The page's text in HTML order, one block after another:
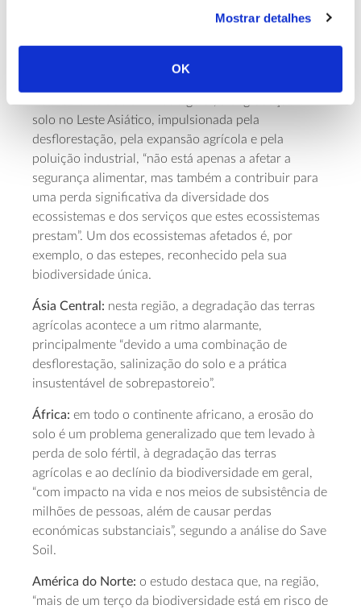
Mostrar detalhes
OK
Ocidental, por exemplo, diversos estudos mostram
salinização e a redução das populações de vegetação
solo no Leste Asiático, impulsionada pela
desflorestação, pela expansão agrícola e pela
poluição industrial, “não está apenas a afetar a
segurança alimentar, mas também a contribuir para
uma perda significativa da diversidade dos
ecossistemas e dos serviços que estes ecossistemas
prestam”. Um dos ecossistemas afetados é, por
exemplo, o das estepes, reconhecido pela sua
biodiversidade única.
Ásia Central: nesta região, a degradação das terras
agrícolas acontece a um ritmo alarmante,
principalmente “devido a uma combinação de
desflorestação, salinização do solo e a prática
insustentável de sobrepastoreio”.
África: em todo o continente africano, a erosão do
solo é um problema generalizado que tem levado à
perda de solo fértil, à degradação das terras
agrícolas e ao declínio da biodiversidade em geral,
“com impacto na vida e nos meios de subsistência de
milhões de pessoas, além de causar perdas
económicas substanciais”, segundo a análise do Save
Soil.
América do Norte: o estudo destaca que, na região,
“mais de um terço da biodiversidade está em risco de